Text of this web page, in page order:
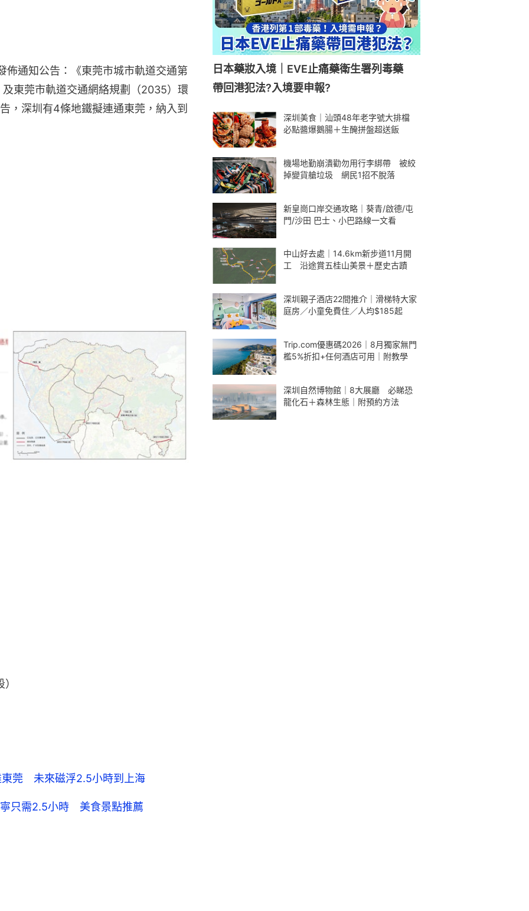
佈通知公告：《東莞市城市軌道交通第
東莞市軌道交通網絡規劃（2035）環
，深圳有4條地鐵擬連通東莞，納入到
莞 未來磁浮2.5小時到上海
只需2.5小時 美食景點推薦
日本藥妝入境｜EVE止痛藥衛生署列毒藥
帶回港犯法?入境要申報?
深圳美食｜汕頭48年老字號大排檔
必點醬爆鵝腸＋生醃拼盤超送飯
機場地勤崩潰勸勿用行李綁帶 被絞
掉變貨艙垃圾 網民1招不脫落
新皇崗口岸交通攻略｜葵青/啟德/屯
門/沙田 巴士、小巴路線一文看
中山好去處｜14.6km新步道11月開
工 沿途賞五桂山美景＋歷史古蹟
深圳親子酒店22間推介｜滑梯特大家
庭房／小童免費住／人均$185起
Trip.com優惠碼2026｜8月獨家無門
檻5%折扣+任何酒店可用｜附教學
深圳自然博物館｜8大展廳 必睇恐
龍化石＋森林生態｜附預約方法